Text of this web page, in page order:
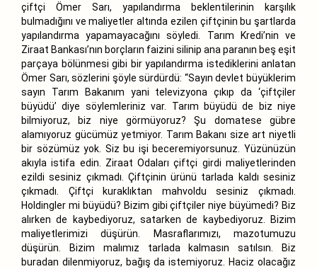
çiftçi Ömer Sarı, yapılandırma beklentilerinin karşılık
bulmadığını ve maliyetler altında ezilen çiftçinin bu şartlarda
yapılandırma yapamayacağını söyledi. Tarım Kredi’nin ve
Ziraat Bankası’nın borçların faizini silinip ana paranın beş eşit
parçaya bölünmesi gibi bir yapılandırma istediklerini anlatan
Ömer Sarı, sözlerini şöyle sürdürdü: “Sayın devlet büyüklerim
sayın Tarım Bakanım yani televizyona çıkıp da ‘çiftçiler
büyüdü’ diye söylemleriniz var. Tarım büyüdü de biz niye
bilmiyoruz, biz niye görmüyoruz? Şu domatese gübre
alamıyoruz gücümüz yetmiyor. Tarım Bakanı size art niyetli
bir sözümüz yok. Siz bu işi beceremiyorsunuz. Yüzünüzün
akıyla istifa edin. Ziraat Odaları çiftçi girdi maliyetlerinden
ezildi sesiniz çıkmadı. Çiftçinin ürünü tarlada kaldı sesiniz
çıkmadı. Çiftçi kuraklıktan mahvoldu sesiniz çıkmadı.
Holdingler mi büyüdü? Bizim gibi çiftçiler niye büyümedi? Biz
alırken de kaybediyoruz, satarken de kaybediyoruz. Bizim
maliyetlerimizi düşürün. Masraflarımızı, mazotumuzu
düşürün. Bizim malımız tarlada kalmasın satılsın. Biz
buradan dilenmiyoruz, bağış da istemiyoruz. Haciz olacağız